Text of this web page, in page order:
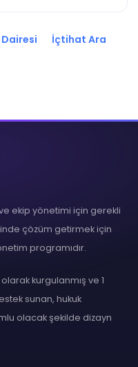
Dairesi İçtihat Ara
ekip yönetimi için gerekli
çözüm getirmek için
programıdır.
kurgulanmış ve 1
sunan, hukuk
olacak şekilde dizayn